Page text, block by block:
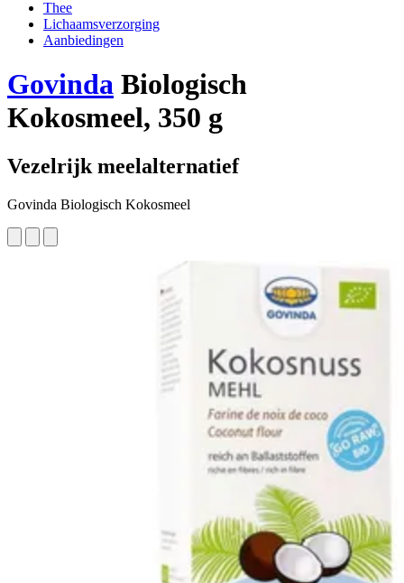
Thee
Lichaamsverzorging
Aanbiedingen
Govinda Biologisch
Kokosmeel, 350 g
Vezelrijk meelalternatief
Govinda Biologisch Kokosmeel